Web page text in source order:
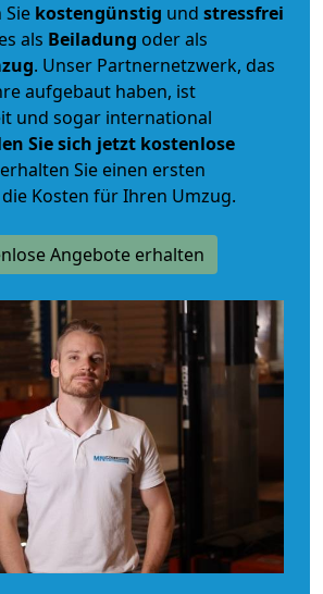
Sie kostengünstig und stressfrei
als Beiladung oder als
. Unser Partnernetzwerk, das
aufgebaut haben, ist
und sogar international
Sie sich jetzt kostenlose
Sie einen ersten
Kosten für Ihren Umzug.
Angebote erhalten